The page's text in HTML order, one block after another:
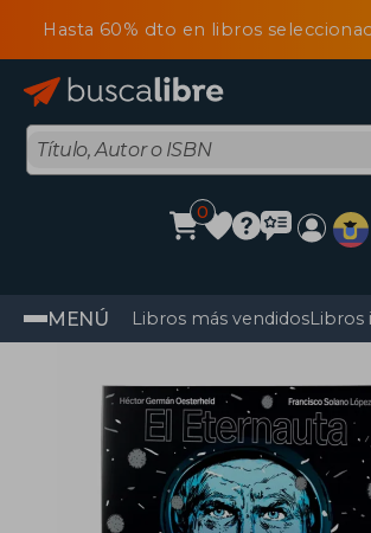
Hasta 60% dto en libros
0
MENÚ Libros más vendidosLibros